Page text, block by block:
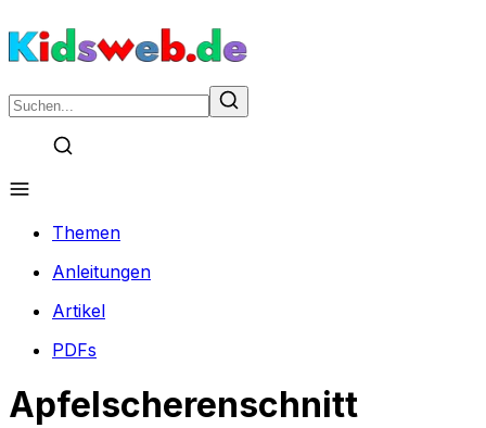
Themen
Anleitungen
Artikel
PDFs
Apfelscherenschnitt